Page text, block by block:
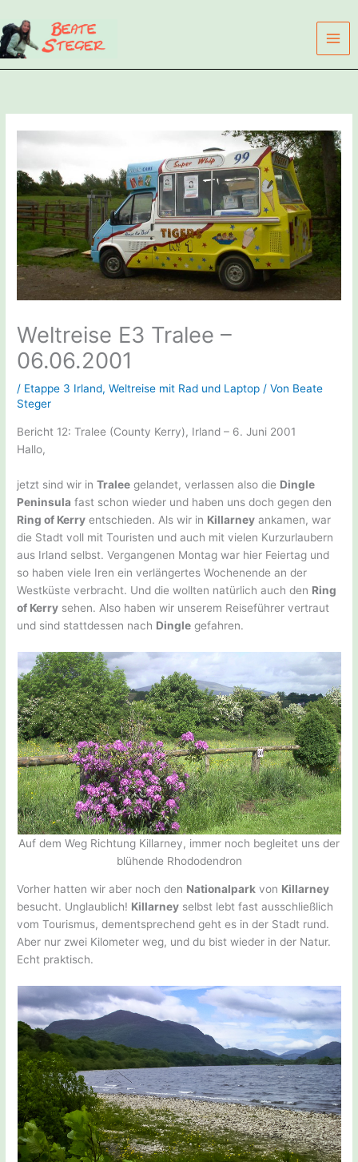
Inhalt
springen
Weltreise E3 Tralee –
06.06.2001
/ Etappe 3 Irland,Weltreise mit Rad und Laptop / Von Beate
Steger
Bericht 12: Tralee (County Kerry), Irland – 6. Juni 2001
Hallo,
jetzt sind wir inTralee gelandet, verlassen also die Dingle
Peninsula fast schon wieder und haben uns doch gegen den
Ring of Kerry entschieden. Als wir in Killarney ankamen, war
die Stadt voll mit Touristen und auch mit vielen Kurzurlaubern
aus Irland selbst. Vergangenen Montag war hier Feiertag und
so haben viele Iren ein verlängertes Wochenende an der
Westküste verbracht. Und die wollten natürlich auch den Ring
of Kerry sehen. Also haben wir unserem Reiseführer vertraut
und sind stattdessen nach Dingle gefahren.
Auf dem Weg Richtung Killarney, immer noch begleitet uns der
blühende Rhododendron
Vorher hatten wir aber noch den Nationalpark von Killarney
besucht. Unglaublich! Killarney selbst lebt fast ausschließlich
vom Tourismus, dementsprechend geht es in der Stadt rund.
Aber nur zwei Kilometer weg, und du bist wieder in der Natur.
Echt praktisch.